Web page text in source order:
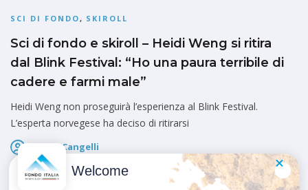
SCI DI FONDO, SKIROLL
Sci di fondo e skiroll – Heidi Weng si ritira
dal Blink Festival: “Ho una paura terribile di
cadere e farmi male”
Heidi Weng non proseguirà l’esperienza al Blink Festival.
L’esperta norvegese ha deciso di ritirarsi
Marco Cangelli
Pubblicato il
Welcome